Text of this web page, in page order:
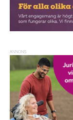
ANNONS